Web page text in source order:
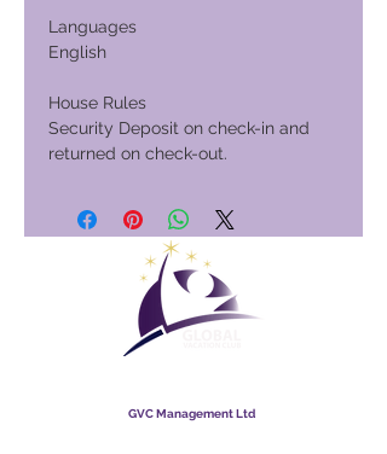
Languages
English
House Rules
Security Deposit on check-in and
returned on check-out.
GVC Management Ltd